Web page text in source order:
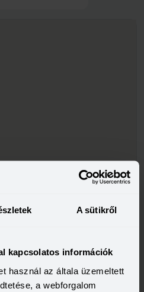
A sütikről
kapcsolatos információk
használ az általa üzemeltett
a webforgalom